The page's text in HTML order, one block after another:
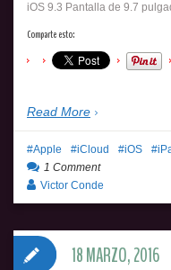
iOS 9.3 Pantalla de 9.7
Comparte esto:
Read More
Apple iCloud iOS
1 Comment
Victor Conde
18 MARZO, 2016